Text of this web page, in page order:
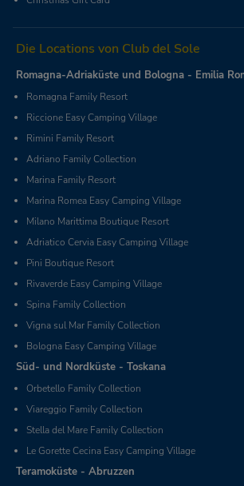
Die Locations von Club del Sole
Romagna-Adriaküste und Bologna - Emilia
Romagna Family Resort
Riccione Easy Camping Village
Rimini Family Resort
Adriano Family Collection
Marina Family Resort
Marina Romea Easy Camping Village
Milano Marittima Boutique Resort
Adriatico Cervia Easy Camping Village
Pini Boutique Resort
Rivaverde Easy Camping Village
Spina Family Collection
Vigna sul Mar Family Collection
Bologna Easy Camping Village
Süd- und Nordküste - Toskana
Orbetello Family Collection
Viareggio Family Collection
Stella del Mare Family Collection
Le Gorette Cecina Easy Camping Village
Teramoküste - Abruzzen